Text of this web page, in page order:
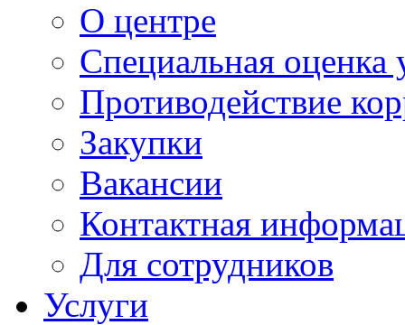
О центре
Специальная оценка
Противодействие
Закупки
Вакансии
Контактная
Для сотрудников
Услуги